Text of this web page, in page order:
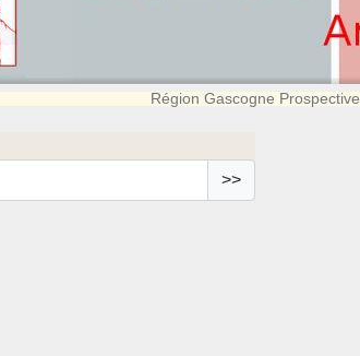
Région Gascogne Prospective
>>